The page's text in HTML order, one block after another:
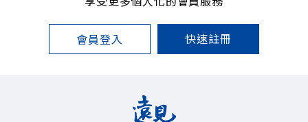
會員登入 快速註冊